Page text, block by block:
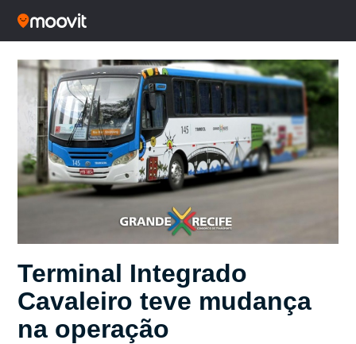
Terminal Integrado
Cavaleiro teve mudança
na operação